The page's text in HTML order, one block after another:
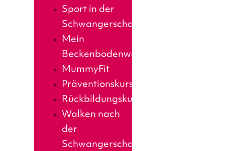
Sport in der
Schwangerschaft
Mein
Beckenbodenworkout
MummyFit
Präventionskurse
Rückbildungskurs
Walken nach
der
Schwangerschaft